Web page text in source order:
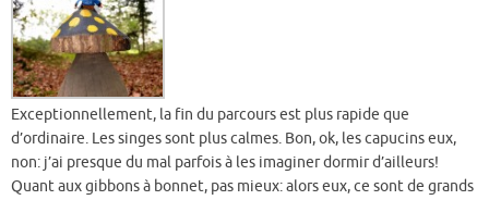
Exceptionnellement, la fin du parcours est plus rapide que
d’ordinaire. Les singes sont plus calmes. Bon, ok, les capucins eux,
non: j’ai presque du mal parfois à les imaginer dormir d’ailleurs!
Quant aux gibbons à bonnet, pas mieux: alors eux, ce sont de grands